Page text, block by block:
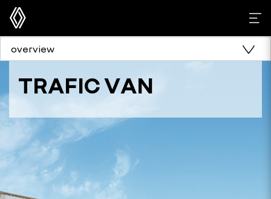
overview
TRAFIC VAN